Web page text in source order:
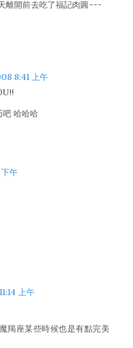
離開前去吃了福記肉圓~~~
8:41 上午
吧 哈哈哈
午
上午
羯座某些時候也是有點完美